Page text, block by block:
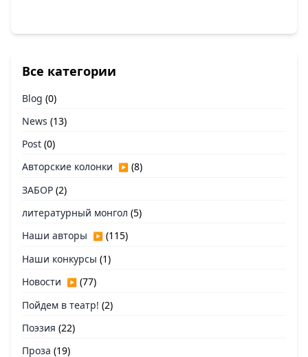
Все категории
Blog (0)
News (13)
Post (0)
Авторские колонки ▶ (8)
ЗАБОР (2)
литературный монгол (5)
Наши авторы ▶ (115)
Наши конкурсы (1)
Новости ▶ (77)
Пойдем в театр! (2)
Поэзия (22)
Проза (19)